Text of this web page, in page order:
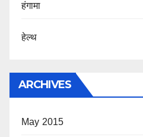
हंगामा
हेल्थ
ARCHIVES
May 2015